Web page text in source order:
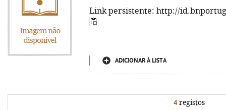
Link persistente: http://
ADICIONAR À LISTA
4registos